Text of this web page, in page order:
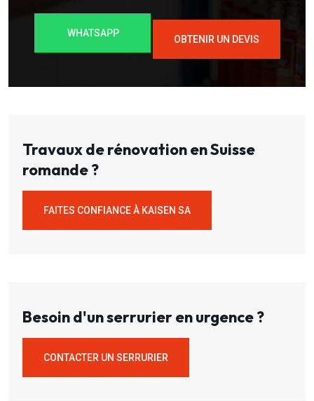
WHATSAPP
OBTENIR UN DEVIS
Travaux de rénovation en Suisse
romande ?
FAITES CONFIANCE À KAISEN SA
Besoin d'un serrurier en urgence ?
CONTACTER UN SERRURIER